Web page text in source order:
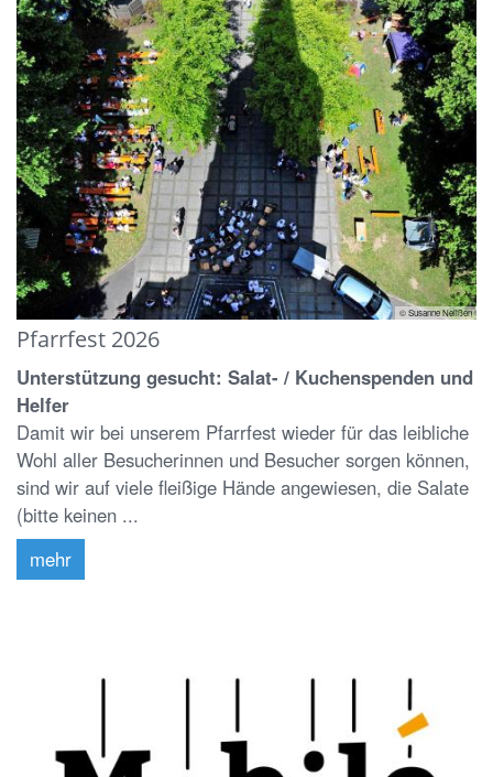
© Susanne Nelißen
Pfarrfest 2026
Unterstützung gesucht: Salat- / Kuchenspenden und
Helfer
Damit wir bei unserem Pfarrfest wieder für das leibliche
Wohl aller Besucherinnen und Besucher sorgen können,
sind wir auf viele fleißige Hände angewiesen, die Salate
(bitte keinen ...
mehr